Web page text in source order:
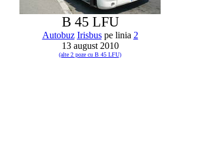
B 45 LFU
Autobuz Irisbuspe linia 2
13 august 2010
(alte 2 poze cu B 45 LFU)